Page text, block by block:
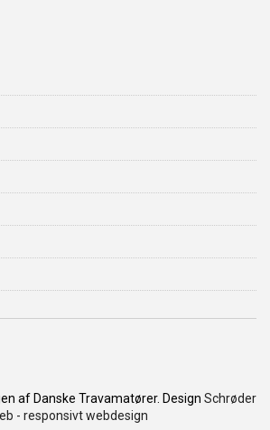
af Danske Travamatører. Design Schrøder
- responsivt webdesign